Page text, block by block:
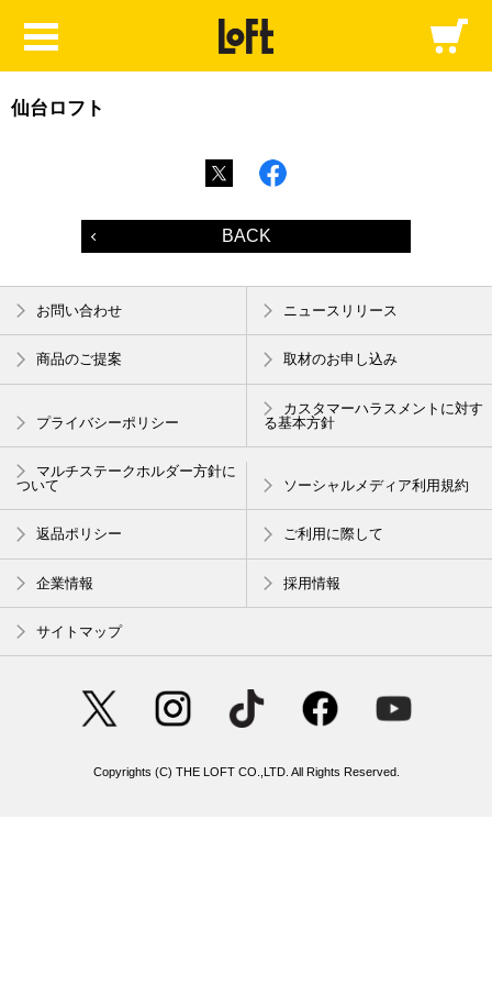
仙台ロフト
BACK
お問い合わせ ニュースリリース
商品のご提案 取材のお申し込み
プライバシーポリシー
カスタマーハラスメントに対す
る基本方針
マルチステークホルダー方針に
ついて
ソーシャルメディア利用規約
返品ポリシー ご利用に際して
企業情報 採用情報
サイトマップ
Copyrights (C) THE LOFT CO.,LTD. All Rights Reserved.